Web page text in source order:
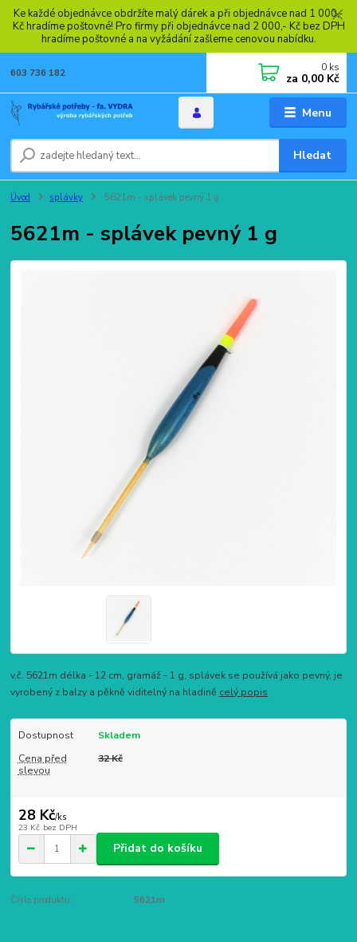
Ke každé objednávce obdržíte malý dárek a při objednávce nad 1 000,-
Kč hradíme poštovné! Pro firmy při objednávce nad 2 000,- Kč bez DPH
hradíme poštovné a na vyžádání zašleme cenovou nabídku.
Menu
Hledat
603 736 182 0 ks
za 0,00 Kč
Úvod splávky 5621m - splávek pevný 1 g
5621m - splávek pevný 1 g
v.č. 5621m délka - 12 cm, gramáž - 1 g, splávek se používá jako pevný, je
vyrobený z balzy a pěkně viditelný na hladině celý popis
Dostupnost
Skladem
Cena před
slevou
32 Kč
28 Kč/ks
23 Kč bez DPH
Přidat do košíku
Číslo produktu: 5621m